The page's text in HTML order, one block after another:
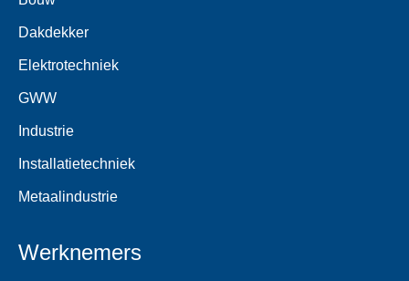
Dakdekker
Elektrotechniek
GWW
Industrie
Installatietechniek
Metaalindustrie
Werknemers